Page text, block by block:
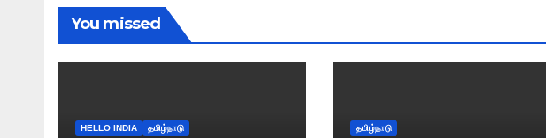
You missed
HELLO INDIA தமிழ்நாடு தமிழ்நாடு